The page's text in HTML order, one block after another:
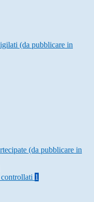
(da pubblicare in
(da pubblicare in
1